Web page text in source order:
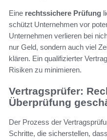
Eine rechtssichere Prüfung
schützt Unternehmen vor
Unternehmen verlieren bei
nur Geld, sondern auch viel
klären. Ein qualifizierter
Risiken zu minimieren.
Vertragsprüfer:
Überprüfung
Der Prozess der
Schritte, die sicherstellen,